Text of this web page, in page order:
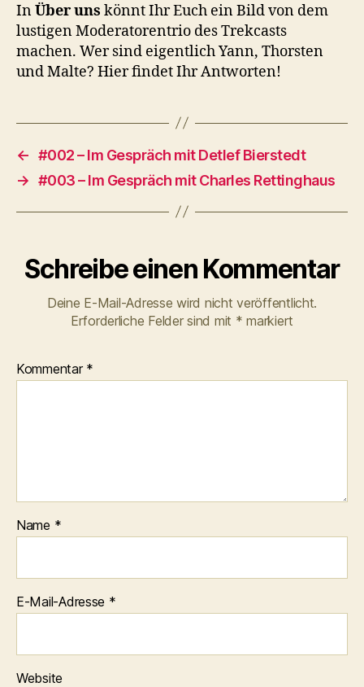
InÜber uns könnt Ihr Euch ein Bild von dem
lustigen Moderatorentrio des Trekcasts
machen. Wer sind eigentlich Yann, Thorsten
und Malte? Hier findet Ihr Antworten!
← #002 – Im Gespräch mit Detlef Bierstedt
→ #003 – Im Gespräch mit Charles Rettinghaus
Schreibe einen Kommentar
Deine E-Mail-Adresse wird nicht veröffentlicht.
Erforderliche Felder sind mit * markiert
Kommentar *
Name *
E-Mail-Adresse *
Website